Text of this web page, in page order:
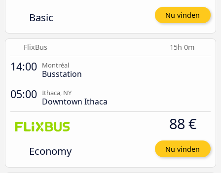
Basic Nu vinden
FlixBus 15h 0m
14:00 Montréal
Busstation
05:00 Ithaca, NY
Downtown Ithaca
Economy
88 €
Nu vinden